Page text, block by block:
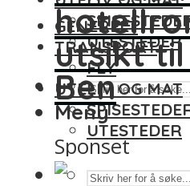
UTESTEDER
Meny
GENERELT
TRANSPORT
FLY
UTELIV OG MAT
UTESTEDER
utsikt til
Ben
Sponset